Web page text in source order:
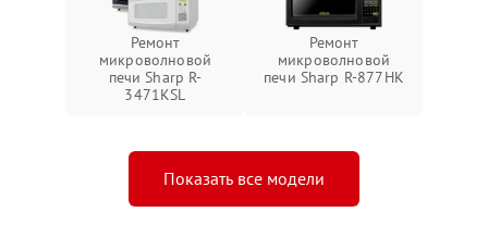
Ремонт
микроволновой
печи Sharp R-
3471KSL
Ремонт
микроволновой
печи Sharp R-877HK
Показать все модели